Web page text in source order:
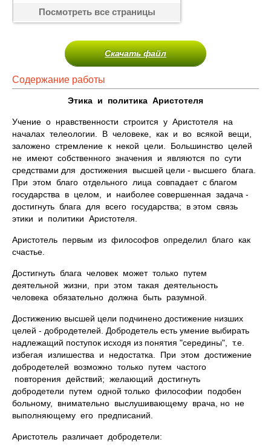
Посмотреть все страницы
Скачать файл
Содержание работы
Этика и политика Аристотеля
Учение о нравственности строится у Аристотеля на
началах телеологии. В человеке, как и во всякой вещи,
заложено стремление к некой цели. Большинство целей
не имеют собственного значения и являются по сути
средствами для достижения высшей цели - высшего блага.
При этом благо отдельного лица совпадает с благом
государства в целом, и наиболее совершенная задача -
достигнуть блага для всего государства; в этом связь
этики и политики Аристотеля.
Аристотель первым из философов определил благо как
счастье.
Достигнуть блага человек может только путем
деятельной жизни, при этом такая деятельность
человека обязательно должна быть разумной.
Достижению высшей цели подчинено достижение низших
целей - добродетелей. Добродетель есть умение выбирать
надлежащий поступок исходя из понятия "середины", т.е.
избегая излишества и недостатка. При этом достижение
добродетелей возможно только путем частого
повторения действий; желающий достигнуть
добродетели путем одной только философии подобен
больному, внимательно выслушивающему врача, но не
выполняющему его предписаний.
Аристотель различает добродетели: